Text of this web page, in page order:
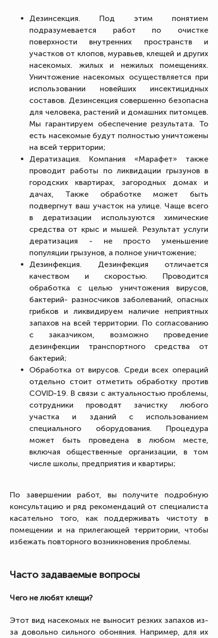
Дезинсекция. Под этим понятием
подразумевается работ по очистке
поверхности внутренних пространств и
участков от клопов, муравьев, клещей и других
насекомых. жилых и нежилых помещениях.
Уничтожение насекомых осуществляется при
использовании новейших инсектицидных
составов. Дезинсекция совершенно безопасна
для человека, растений и домашних питомцев.
Мы гарантируем обеспечение результата. То
есть насекомые будут полностью уничтожены
на всей территории;
Дератизация. Компания «Марафет» также
проводит работы по ликвидации грызунов в
городских квартирах, загородных домах и
дачах, Также обработке может быть
подвергнут ваш участок на улице. Чаще всего
в дератизации используются химические
средства от крыс и мышей. Результат услуги
дератизация - не просто уменьшение
популяции грызунов, а полное уничтожение;
Дезинфекция. Дезинфекция отличается
качеством и скоростью. Проводится
обработка с целью уничтожения вирусов,
бактерий- разносчиков заболеваний, опасных
грибков и ликвидируем наличие неприятных
запахов на всей территории. По согласованию
с заказчиком, возможно проведение
дезинфекции транспортного средства от
бактерий;
Обработка от вирусов. Среди всех операций
отдельно стоит отметить обработку против
COVID-19. В связи с актуальностью проблемы,
сотрудники проводят зачистку любого
участка и зданий с использованием
специального оборудования. Процедура
может быть проведена в любом месте,
включая общественные организации, в том
числе школы, предприятия и квартиры;
По завершении работ, вы получите подробную
консультацию и ряд рекомендаций от специалиста
касательно того, как поддерживать чистоту в
помещении и на прилегающей территории, чтобы
избежать повторного возникновения проблемы.
Часто задаваемые вопросы
Чего не любят клещи?
Этот вид насекомых не выносит резких запахов из-
за довольно сильного обоняния. Например, для их